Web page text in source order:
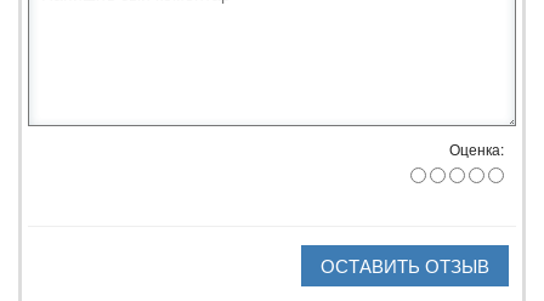
Оценка:
ОСТАВИТЬ ОТЗЫВ